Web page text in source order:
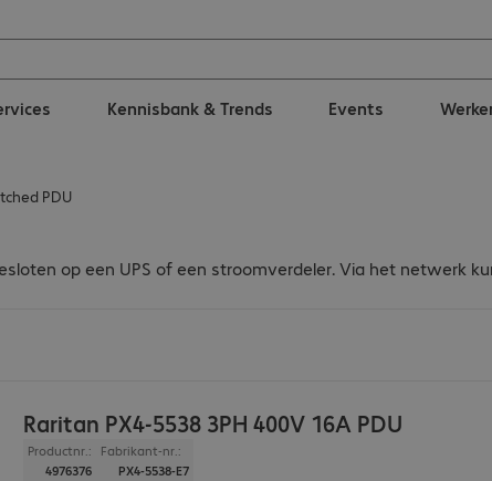
Kennisbank & Trends Events
PDU
op een UPS of een stroomverdeler. Via het netwerk
Raritan PX4-5538 3PH 400V 16A PDU
Productnr.:
4976376
Fabrikant-nr.:
PX4-5538-E7